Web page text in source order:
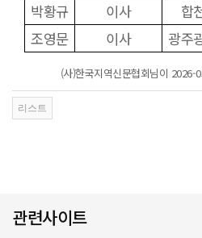
박황규
이사 합
조영문
이사 광주
(사)한국지역신문협회님이
관련사이트